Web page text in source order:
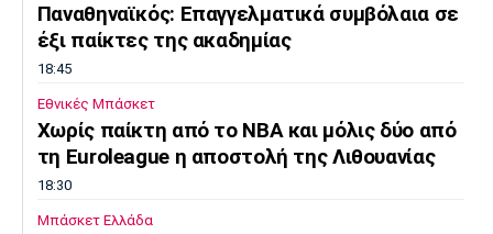
Παναθηναϊκός: Επαγγελματικά συμβόλαια σε
έξι παίκτες της ακαδημίας
18:45
Εθνικές Μπάσκετ
Χωρίς παίκτη από το ΝΒΑ και μόλις δύο από
τη Euroleague η αποστολή της Λιθουανίας
18:30
Μπάσκετ Ελλάδα